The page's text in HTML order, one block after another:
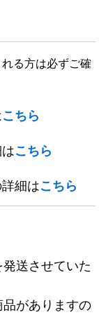
る方は必ずご確
こちら
こちら
細はこちら
送させていた
がありますの